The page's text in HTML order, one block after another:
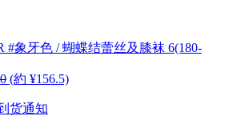
#象牙色 / 蝴蝶结蕾丝及膝袜 6(180-
(約 ¥156.5)
货通知